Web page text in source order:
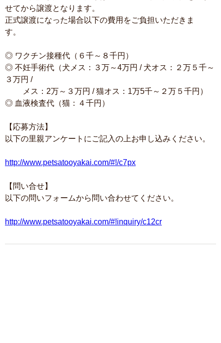
せてから譲渡となります。
正式譲渡になった場合以下の費用をご負担いただきま
す。
◎ ワクチン接種代（６千～８千円）
◎ 不妊手術代（犬メス：３万～4万円 / 犬オス：２万５千～
３万円 /
メス：2万～３万円 / 猫オス：1万5千～２万５千円）
◎ 血液検査代（猫：４千円）
【応募方法】
以下の里親アンケートにご記入の上お申し込みください。
http://www.petsatooyakai.com/#!/c7px
【問い合せ】
以下の問いフォームから問い合わせてください。
http://www.petsatooyakai.com/#!inquiry/c12cr